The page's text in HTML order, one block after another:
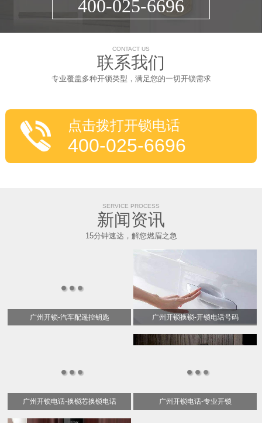
400-025-6696
CONTACT US
联系我们
专业覆盖多种开锁类型，满足您的一切开锁需求
点击拨打开锁电话
400-025-6696
SERVICE PROCESS
新闻资讯
15分钟速达，解您燃眉之急
广州开锁-汽车配遥控钥匙 广州开锁换锁-开锁电话号码
广州开锁电话-换锁芯换锁电话 广州开锁电话-专业开锁